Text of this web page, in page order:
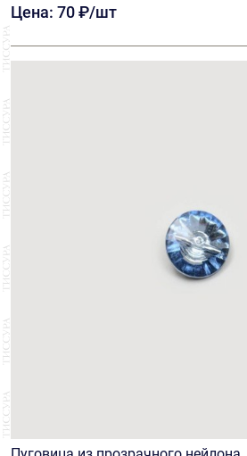
Цена: 70 ₽/шт